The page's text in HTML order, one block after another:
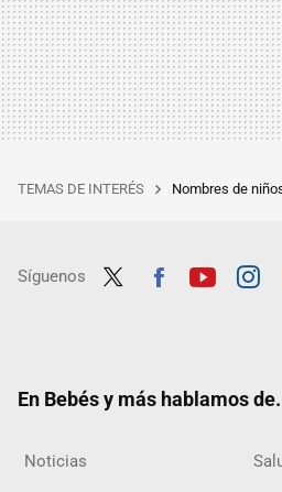
TEMAS DE INTERÉS Nombres de
Síguenos
En Bebés y más hablamos
Noticias